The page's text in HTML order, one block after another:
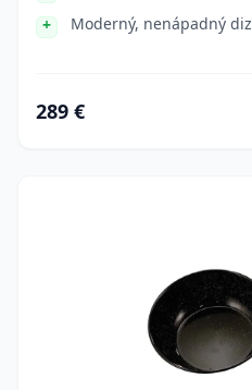
Moderný, nenápadný
289 €